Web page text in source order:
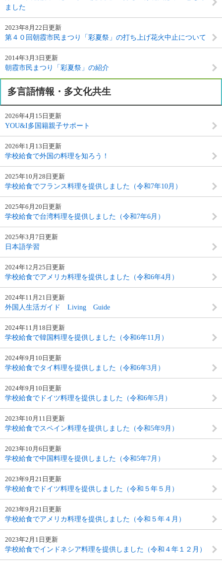
ました
2023年8月22日更新
第４０回朝霞市民まつり「彩夏祭」の打ち上げ花火中止について
2014年3月3日更新
朝霞市民まつり「彩夏祭」の紹介
多言語情報・多文化共生
2026年4月15日更新
YOU&I多国籍親子サポート
2026年1月13日更新
学校給食で外国の料理を知ろう！
2025年10月28日更新
学校給食でフランス料理を提供しました（令和7年10月）
2025年6月20日更新
学校給食で台湾料理を提供しました（令和7年6月）
2025年3月7日更新
日本語学習
2024年12月25日更新
学校給食でアメリカ料理を提供しました（令和6年4月）
2024年11月21日更新
外国人生活ガイド Living Guide
2024年11月18日更新
学校給食で韓国料理を提供しました（令和6年11月）
2024年9月10日更新
学校給食でタイ料理を提供しました（令和6年3月）
2024年9月10日更新
学校給食でドイツ料理を提供しました（令和6年5月）
2023年10月11日更新
学校給食でスペイン料理を提供しました（令和5年9月）
2023年10月6日更新
学校給食で中国料理を提供しました（令和5年7月）
2023年9月21日更新
学校給食でドイツ料理を提供しました（令和５年５月）
2023年9月21日更新
学校給食でアメリカ料理を提供しました（令和５年４月）
2023年2月1日更新
学校給食でインドネシア料理を提供しました（令和４年１２月）